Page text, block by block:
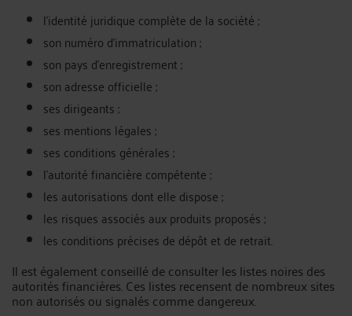
l’identité juridique complète de la société ;
son numéro d’immatriculation ;
son pays d’enregistrement ;
son adresse officielle ;
ses dirigeants ;
ses mentions légales ;
ses conditions générales ;
l’autorité financière compétente ;
les autorisations dont elle dispose ;
les risques associés aux produits proposés ;
les conditions précises de dépôt et de retrait.
Il est également conseillé de consulter les listes noires des
autorités financières. Ces listes recensent de nombreux sites
non autorisés ou signalés comme dangereux.